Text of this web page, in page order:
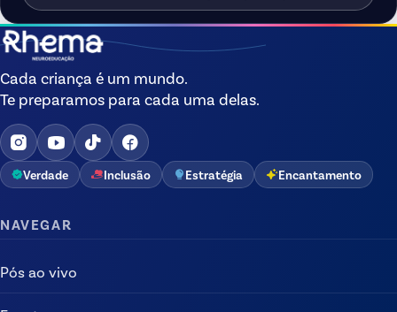
Cada criança é um mundo.
Te preparamos para cada uma delas.
Verdade Inclusão Estratégia Encantamento
NAVEGAR
Pós ao vivo